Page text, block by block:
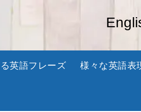
英語フレーズ 様々な英語表